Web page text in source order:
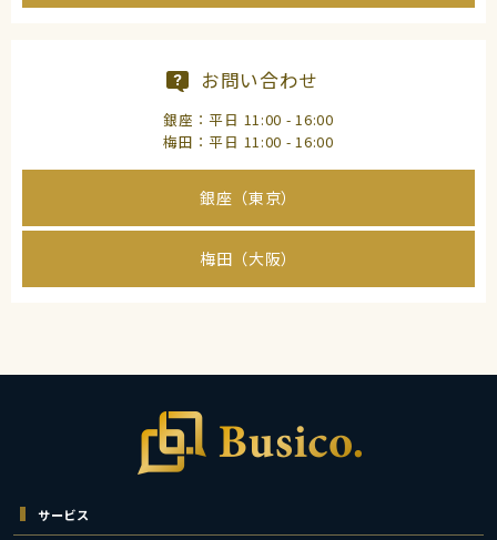
お問い合わせ
銀座：平日 11:00 - 16:00
梅田：平日 11:00 - 16:00
銀座（東京）
梅田（大阪）
サービス